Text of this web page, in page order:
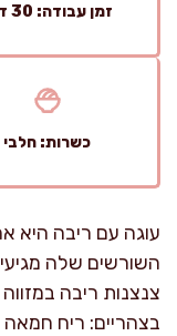
זמן עבודה: 30 דק'
כשרות: חלבי
עוגה עם ריבה היא
השורשים שלה
צנצנות ריבה
בצהריים: ריח